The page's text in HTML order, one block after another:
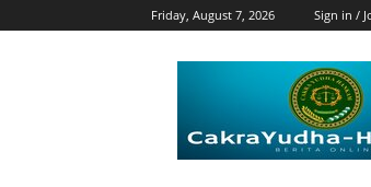
Friday, August 7, 2026 Sign in /